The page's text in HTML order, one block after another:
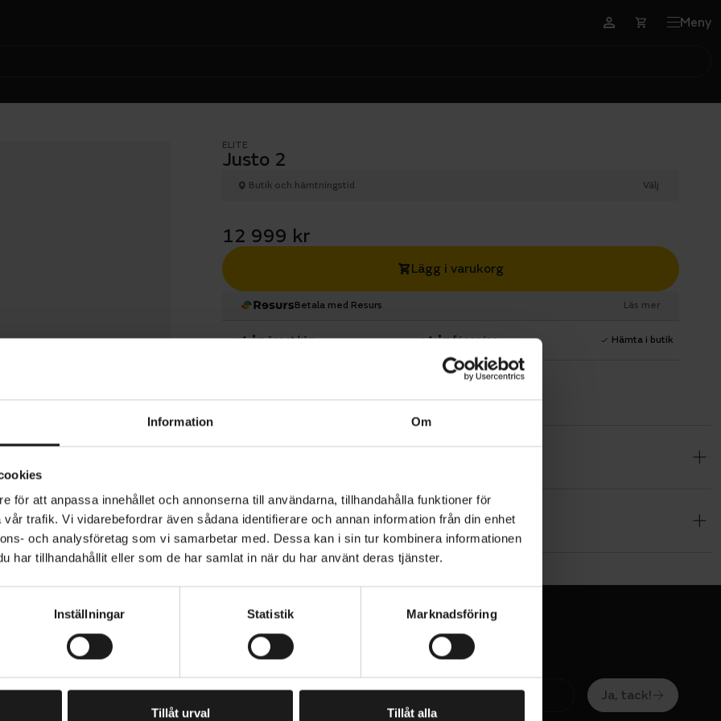
Information Om
för att anpassa innehållet och annonserna till användarna, tillhandahålla funktioner för
trafik. Vi vidarebefordrar även sådana identifierare och annan information från din enhet
och analysföretag som vi samarbetar med. Dessa kan i sin tur kombinera informationen
har tillhandahållit eller som de har samlat in när du har använt deras tjänster.
Inställningar Statistik Marknadsföring
Tillåt urval Tillåt alla
Meny
ELITE
Justo 2
Butik och hämtningstid Välj
12 999 kr
Lägg i varukorg
Betala med Resurs Läs mer
1 års öppet köp 1 års fri service Hämta i butik
its predecessor with significant improvements.
a Shimano 12-speed cassette, this trainer is the choice of our
used before major competitions or during training sessions
setup and advanced technology. The new Wi-Fi function
trainer's connectivity, integrating with ANT+™ FE-C and
to ensure maximum stability in indoor races. Data
at 10Hz guarantees immediate synchronization with all cycling
power meter offers precise accuracy with <1% deviation.
M
Ja, tack!